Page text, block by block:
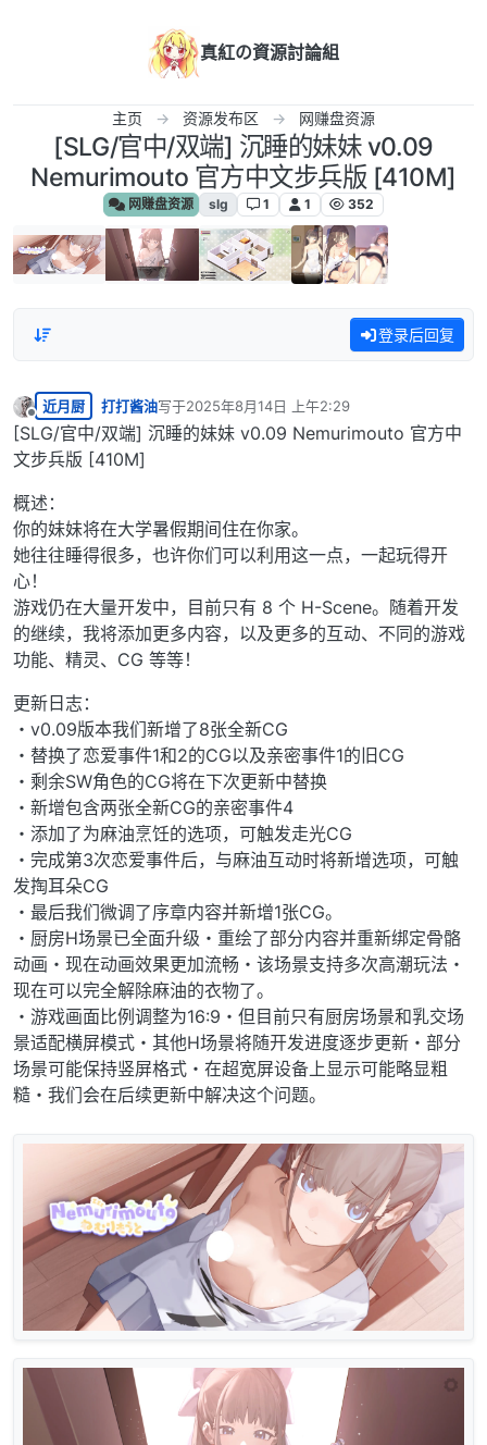
真紅の資源討論組
主页 资源发布区 网赚盘资源
[SLG/官中/双端] 沉睡的妹妹 v0.09
Nemurimouto 官方中文步兵版 [410M]
网赚盘资源 slg 1 1 352
登录后回复
离线
近月厨 打打酱油写于2025年8月14日 上午2:29
最后由 编辑
[SLG/官中/双端] 沉睡的妹妹 v0.09 Nemurimouto 官方中
文步兵版 [410M]
概述：
你的妹妹将在大学暑假期间住在你家。
她往往睡得很多，也许你们可以利用这一点，一起玩得开
心！
游戏仍在大量开发中，目前只有 8 个 H-Scene。随着开发
的继续，我将添加更多内容，以及更多的互动、不同的游戏
功能、精灵、CG 等等！
更新日志：
・v0.09版本我们新增了8张全新CG
・替换了恋爱事件1和2的CG以及亲密事件1的旧CG
・剩余SW角色的CG将在下次更新中替换
・新增包含两张全新CG的亲密事件4
・添加了为麻油烹饪的选项，可触发走光CG
・完成第3次恋爱事件后，与麻油互动时将新增选项，可触
发掏耳朵CG
・最后我们微调了序章内容并新增1张CG。
・厨房H场景已全面升级・重绘了部分内容并重新绑定骨骼
动画・现在动画效果更加流畅・该场景支持多次高潮玩法・
现在可以完全解除麻油的衣物了。
・游戏画面比例调整为16:9・但目前只有厨房场景和乳交场
景适配横屏模式・其他H场景将随开发进度逐步更新・部分
场景可能保持竖屏格式・在超宽屏设备上显示可能略显粗
糙・我们会在后续更新中解决这个问题。